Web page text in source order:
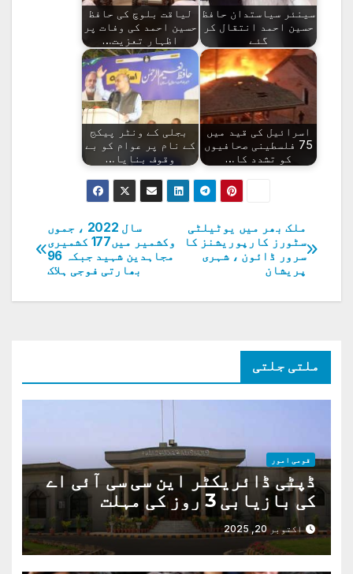
سینئر سیاستدان حافظ
حسین احمد انتقال کر
گئے
لیاقت بلوچ کی حافظ
حسین احمد کی وفات پر
اظہار تعزیت…
اسرائیل کی قید میں
75 فلسطینی صحافیوں
کو تشدد کا…
بجلی کے ونٹر پیکج
کے نام پر عوام کو بے
وقوف بنایا…
پوسٹوں
کی
نیویگیشن
سال 2022 ، جموں
وکشمیر میں177 کشمیری
مجاہدین شہید جبکہ 96
بھارتی فوجی ہلاک
ملک بھر میں یوٹیلٹی
سٹورز کارپوریشنز کا
سرور ڈائون ، شہری
پریشان
ملتی جلتی
قومی امور
ڈپٹی ڈائریکٹر این سی سی آئی اے
کی بازیابی 3 روز کی مہلت
اکتوبر 20, 2025